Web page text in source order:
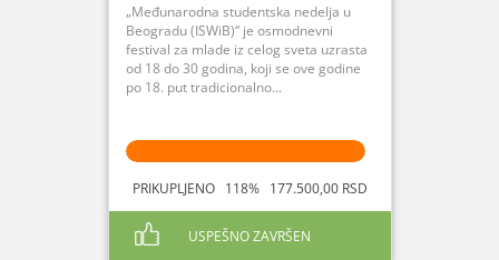
„Međunarodna studentska nedelja u
Beogradu (ISWiB)“ je osmodnevni
festival za mlade iz celog sveta uzrasta
od 18 do 30 godina, koji se ove godine
po 18. put tradicionalno...
PRIKUPLJENO 118% 177.500,00 RSD
USPEŠNO ZAVRŠEN